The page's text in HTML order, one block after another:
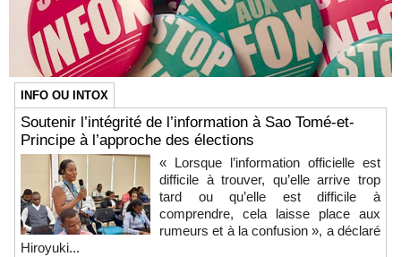
INFO OU INTOX
Soutenir l’intégrité de l’information à Sao Tomé-et-
Principe à l’approche des élections
« Lorsque l’information officielle est
difficile à trouver, qu’elle arrive trop
tard ou qu’elle est difficile à
comprendre, cela laisse place aux
rumeurs et à la confusion », a déclaré
Hiroyuki...